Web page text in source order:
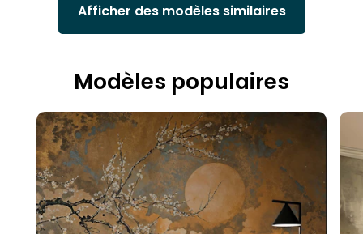
Afficher des modèles similaires
Modèles populaires